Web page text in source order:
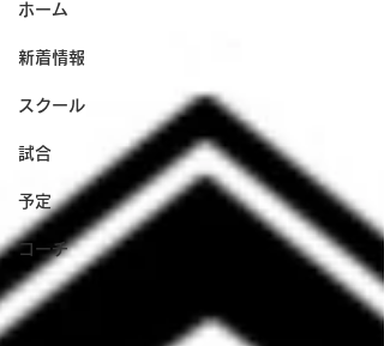
ホーム
新着情報
スクール
試合
予定
コーチ